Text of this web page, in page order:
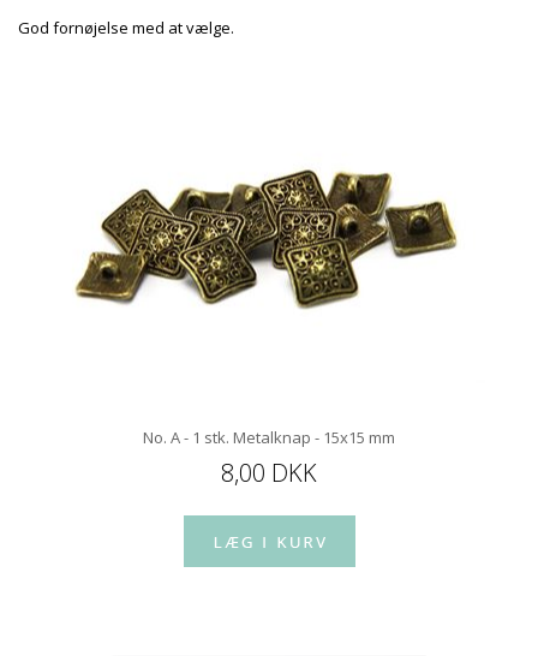
God fornøjelse med at vælge.
No. A - 1 stk. Metalknap - 15x15 mm
8,00 DKK